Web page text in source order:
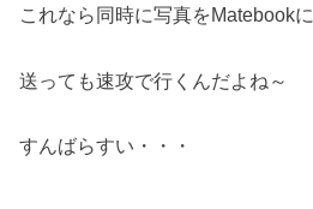
これなら同時に写真をMatebookに
送っても速攻で行くんだよね～
すんばらすい・・・